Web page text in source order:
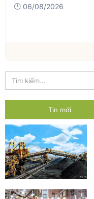
06/08/2026
Tin mới